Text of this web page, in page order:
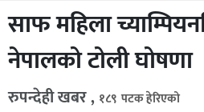
साफ महिला
नेपालको टोली घोषणा
रुपन्देही खबर , १८९ पटक हेरिएको